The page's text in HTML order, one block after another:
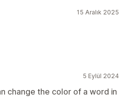
15 Aralık 2025
5 Eylül 2024
change the color of a word in